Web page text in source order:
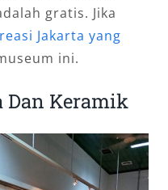
gratis. Jika
Jakarta yang
ini.
Dan Keramik